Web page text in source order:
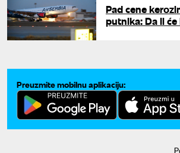
Pad cene
putnika: Da li
Preuzmite mobilnu aplikaciju: